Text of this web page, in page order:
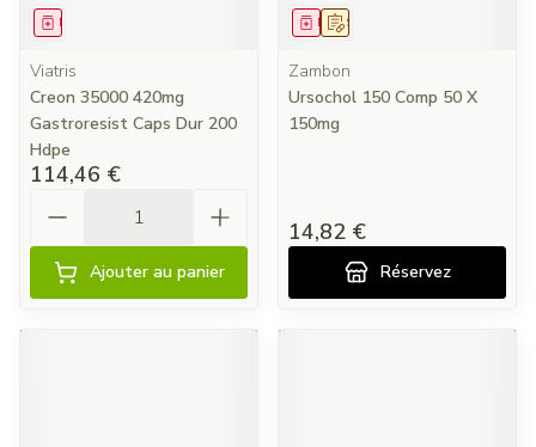
Médicament
Viatris
Creon 35000 420mg
Gastroresist Caps Dur 200
Hdpe
114,46 €
Ajouter au panier
Sur prescription
Médicament
Zambon
Ursochol 150 Comp 50 X
150mg
14,82 €
Réservez